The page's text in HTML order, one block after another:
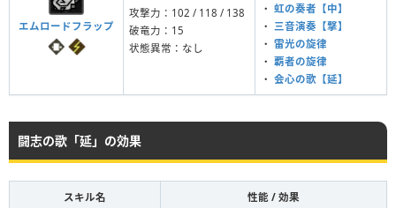
エムロードフラップ
攻撃力：102 / 118 / 138
破竜力：15
状態異常：なし
・ 虹の奏者【中】
・ 三音演奏【撃】
・ 雷光の旋律
・ 覇者の旋律
・ 会心の歌【延】
闘志の歌「延」の効果
スキル名 性能 / 効果